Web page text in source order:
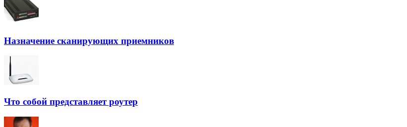
Назначение сканирующих приемников
Что собой представляет роутер